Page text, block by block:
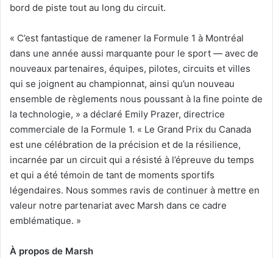
bord de piste tout au long du circuit.
« C’est fantastique de ramener la Formule 1 à Montréal
dans une année aussi marquante pour le sport — avec de
nouveaux partenaires, équipes, pilotes, circuits et villes
qui se joignent au championnat, ainsi qu’un nouveau
ensemble de règlements nous poussant à la fine pointe de
la technologie, » a déclaré Emily Prazer, directrice
commerciale de la Formule 1. « Le Grand Prix du Canada
est une célébration de la précision et de la résilience,
incarnée par un circuit qui a résisté à l’épreuve du temps
et qui a été témoin de tant de moments sportifs
légendaires. Nous sommes ravis de continuer à mettre en
valeur notre partenariat avec Marsh dans ce cadre
emblématique. »
À propos de Marsh